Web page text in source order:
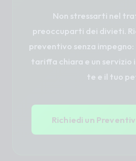
Non stressarti nel
preoccuparti dei divieti.
preventivo senza
tariffa chiara e un servizio
te e il tuo
Richiedi un